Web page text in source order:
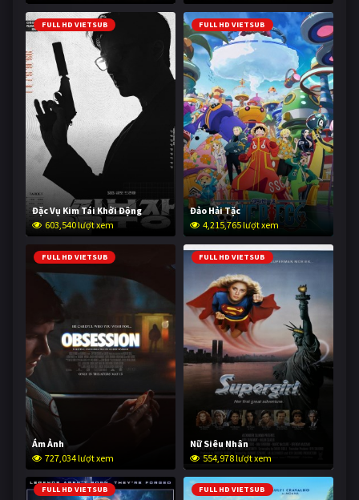
FULL HD VIETSUB
Đặc Vụ Kim Tái Khởi Động
603,540 lượt xem
FULL HD VIETSUB
Đảo Hải Tặc
4,215,765 lượt xem
FULL HD VIETSUB
Ám Ảnh
727,034 lượt xem
FULL HD VIETSUB
Nữ Siêu Nhân
554,978 lượt xem
FULL HD VIETSUB FULL HD VIETSUB